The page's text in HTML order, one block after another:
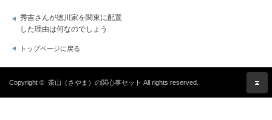
秀吉さんが徳川家を関東に配置
した理由は何なのでしょう
トップページに戻る
Copyright © 茶山（さやま）の関心事セット All rights reserved.